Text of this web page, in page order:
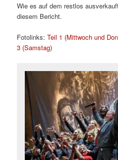
Wie es auf dem restlos
diesem Bericht.
Fotolinks:Teil 1 (Mittwoch und
3 (Samstag)